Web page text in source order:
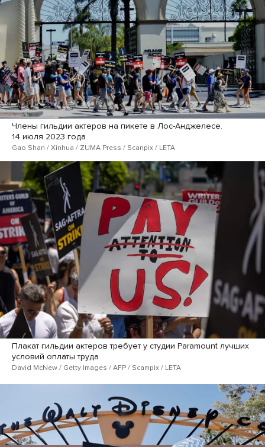
Члены гильдии актеров на пикете в Лос-Анджелесе.
14 июля 2023 года
Gao Shan / Xinhua / ZUMA Press / Scanpix / LETA
Плакат гильдии актеров требует у студии Paramount лучших
условий оплаты труда
David McNew / Getty Images / AFP / Scampix / LETA